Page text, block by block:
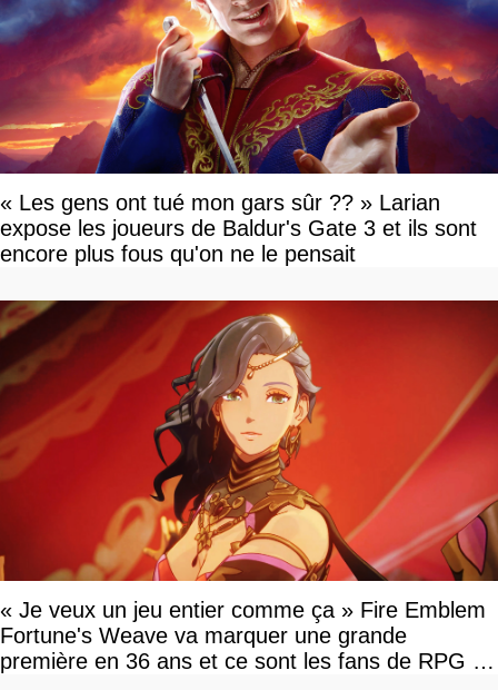
« Les gens ont tué mon gars sûr ?? » Larian
expose les joueurs de Baldur's Gate 3 et ils sont
encore plus fous qu'on ne le pensait
« Je veux un jeu entier comme ça » Fire Emblem
Fortune's Weave va marquer une grande
première en 36 ans et ce sont les fans de RPG en